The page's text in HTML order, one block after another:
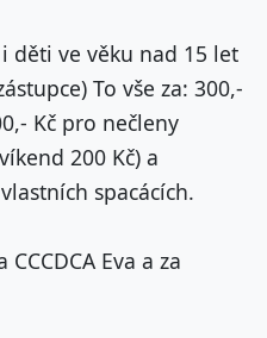
děti ve věku nad 15 let
To vše za: 300,-
Kč pro nečleny
200 Kč) a
spacácích.
Eva a za